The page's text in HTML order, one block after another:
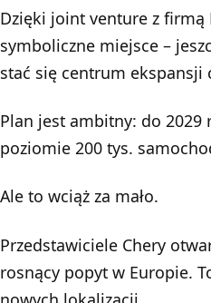
Dzięki joint venture z firmą
symboliczne miejsce –
stać się centrum ekspansji
Plan jest ambitny: do 2029
poziomie 200 tys.
Ale to wciąż za mało.
Przedstawiciele Chery
rosnący popyt w Europie.